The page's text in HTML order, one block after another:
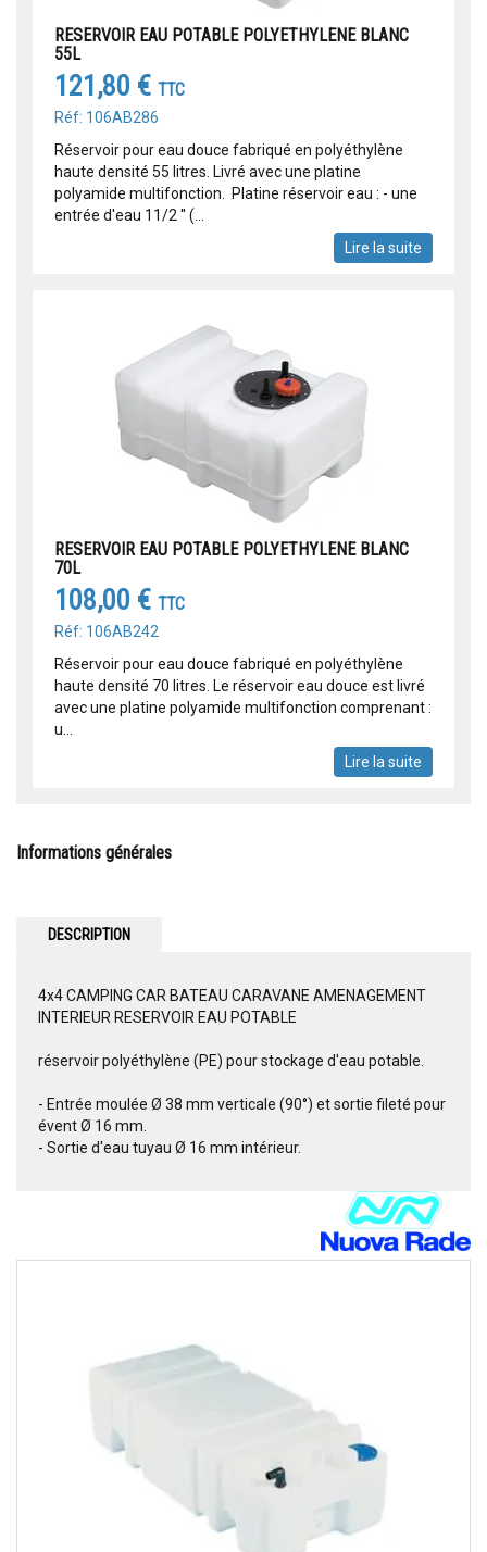
RESERVOIR EAU POTABLE POLYETHYLENE BLANC
55L
121,80 € TTC
Réf: 106AB286
Réservoir pour eau douce fabriqué en polyéthylène
haute densité 55 litres. Livré avec une platine
polyamide multifonction. Platine réservoir eau : - une
entrée d'eau 11/2 '' (...
Lire la suite
RESERVOIR EAU POTABLE POLYETHYLENE BLANC
70L
108,00 € TTC
Réf: 106AB242
Réservoir pour eau douce fabriqué en polyéthylène
haute densité 70 litres. Le réservoir eau douce est livré
avec une platine polyamide multifonction comprenant :
u...
Lire la suite
Informations générales
DESCRIPTION
4x4 CAMPING CAR BATEAU CARAVANE AMENAGEMENT
INTERIEUR RESERVOIR EAU POTABLE
réservoir polyéthylène (PE) pour stockage d'eau potable.
- Entrée moulée Ø 38 mm verticale (90°) et sortie fileté pour
évent Ø 16 mm.
- Sortie d'eau tuyau Ø 16 mm intérieur.